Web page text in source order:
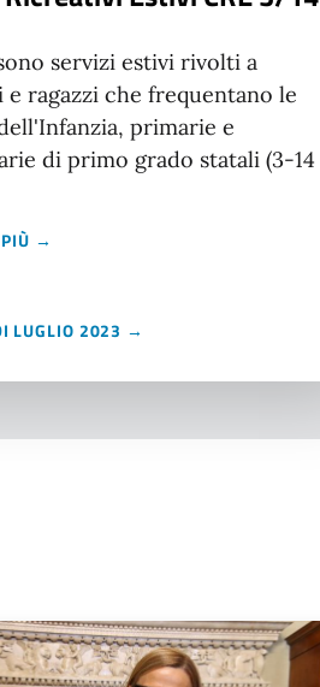
servizi estivi rivolti a
e ragazzi che frequentano le
primarie e
di primo grado statali (3-14
PIÙ →
LUGLIO 2023 →